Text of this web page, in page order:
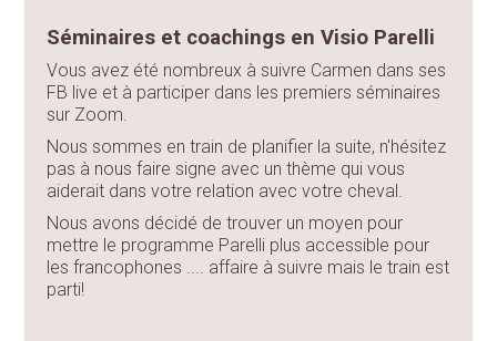
Séminaires et coachings en Visio Parelli
Vous avez été nombreux à suivre Carmen dans ses
FB live et à participer dans les premiers séminaires
sur Zoom.
Nous sommes en train de planifier la suite, n'hésitez
pas à nous faire signe avec un thème qui vous
aiderait dans votre relation avec votre cheval.
Nous avons décidé de trouver un moyen pour
mettre le programme Parelli plus accessible pour
les francophones .... affaire à suivre mais le train est
parti!